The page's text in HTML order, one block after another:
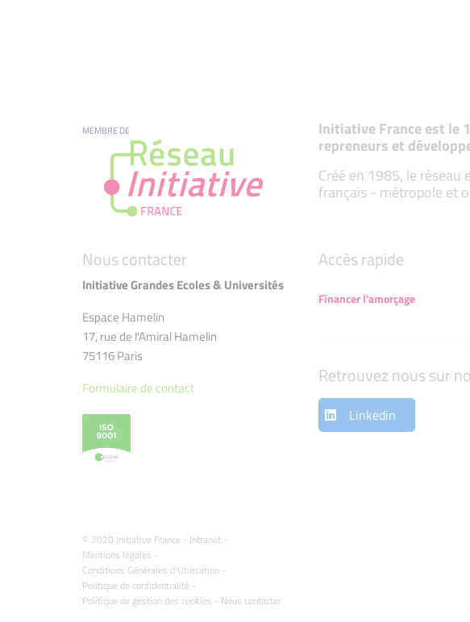
MEMBRE DE Initiative France est le
repreneurs et
Créé en 1985, le
français - métropole et
Nous contacter
Initiative Grandes Ecoles & Universités
Espace Hamelin
17, rue de l'Amiral Hamelin
75116 Paris
Formulaire de contact
© 2020 Initiative France - Intranet -
Mentions légales -
Conditions Générales d'Utilisation -
Politique de confidentialité -
Politique de gestion des cookies - Nous contacter
Accès rapide
Financer l'amorçage
Retrouvez nous sur
Linkedin